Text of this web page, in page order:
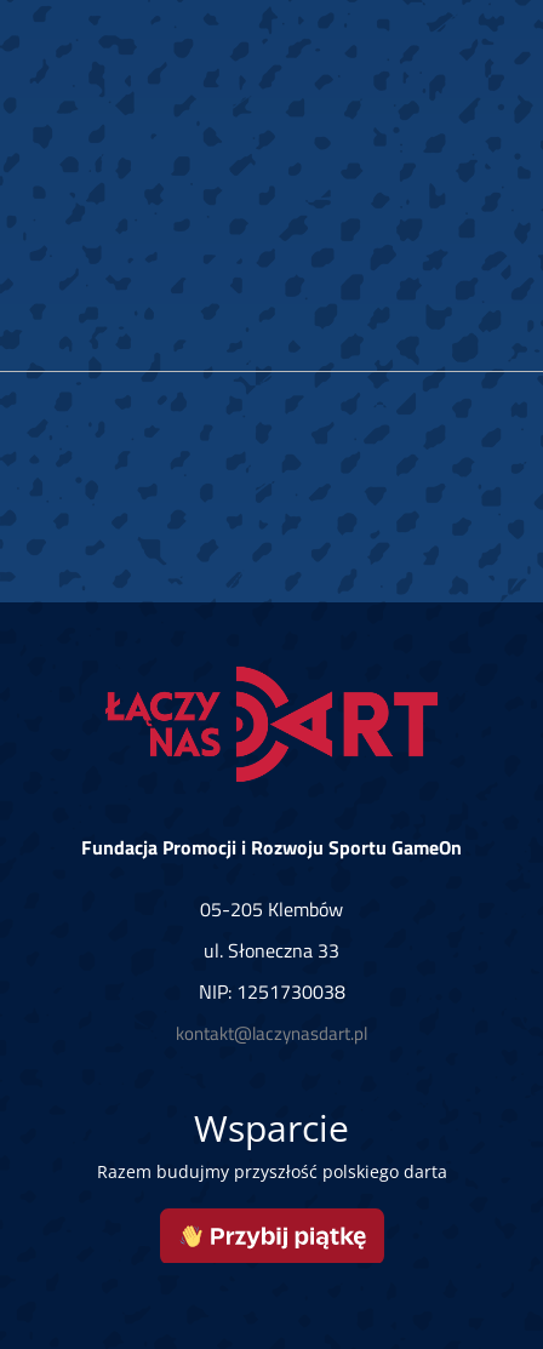
Fundacja Promocji i Rozwoju Sportu GameOn
05-205 Klembów
ul. Słoneczna 33
NIP: 1251730038
kontakt@laczynasdart.pl
Wsparcie
Razem budujmy przyszłość polskiego darta